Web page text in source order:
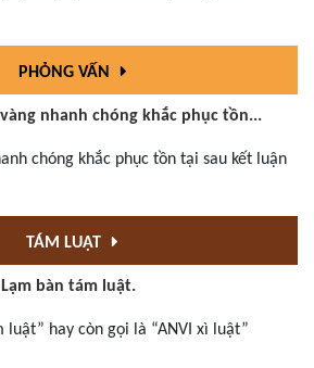
PHỎNG VẤN
nhanh chóng khắc phục tồn...
chóng khắc phục tồn tại sau kết luận
TÁM LUẬT
bàn tám luật.
luật” hay còn gọi là “ANVI xì luật”